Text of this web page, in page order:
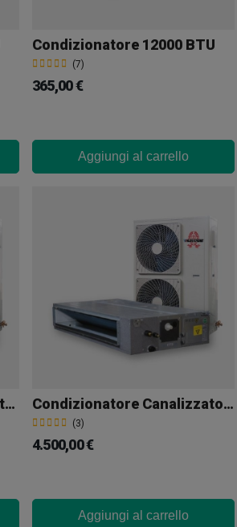
Condizionatore 12000 BTU
(7)
365,00 €
Aggiungi al carrello
Condizionatore Per Condotto 64000 BTU Condizionatore Canalizzato Da 25000 Frigorie
(3)
4.500,00 €
Aggiungi al carrello